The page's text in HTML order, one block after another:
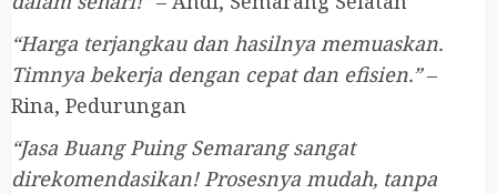
“Harga terjangkau dan hasilnya memuaskan.
Timnya bekerja dengan cepat dan efisien.”–
Rina, Pedurungan
“Jasa Buang Puing Semarang sangat
direkomendasikan! Prosesnya mudah, tanpa